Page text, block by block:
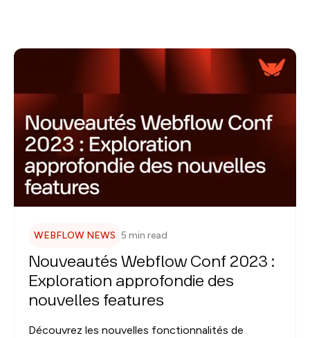
WEBFLOW NEWS 5 min read
Nouveautés Webflow Conf 2023 :
Exploration approfondie des
nouvelles features
Découvrez les nouvelles fonctionnalités de